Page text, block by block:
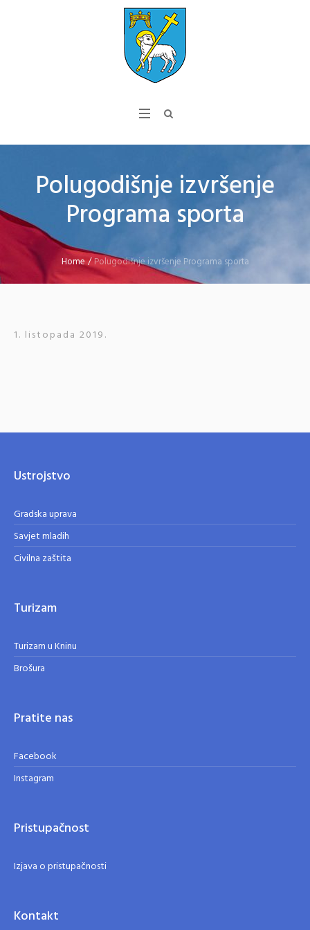
Polugodišnje izvršenje
Programa sporta
Home /Polugodišnje izvršenje Programa sporta
1. listopada 2019.
Ustrojstvo
Gradska uprava
Savjet mladih
Civilna zaštita
Turizam
Turizam u Kninu
Brošura
Pratite nas
Facebook
Instagram
Pristupačnost
Izjava o pristupačnosti
Kontakt